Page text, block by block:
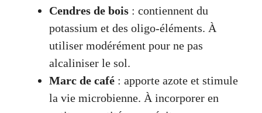
Cendres de bois : contiennent du
potassium et des oligo-éléments. À
utiliser modérément pour ne pas
alcaliniser le sol.
Marc de café : apporte azote et stimule
la vie microbienne. À incorporer en